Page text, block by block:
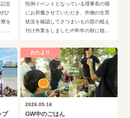
念
ひ
を
令
恒例イベントとなっている理事長の畑
にお邪魔させていただき、作物の生育
状況を確認してさつまいもの苗の植え
付け作業をしました🌱昨年の秋に植え
大きく成長しました。まだ収穫に…
プ
おたより
2026.05.16
GW中のごはん